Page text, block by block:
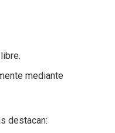
mediante
destacan: